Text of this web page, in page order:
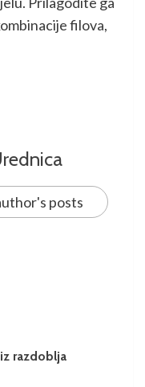
filova,
posts
razdoblja